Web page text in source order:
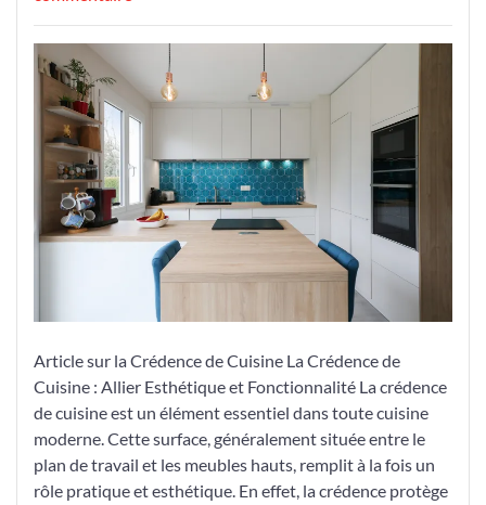
Crédence
Cuisine
Entre
et
Fonctionnalité
dans
Votre
Espace
Culinaire
Article sur la Crédence de Cuisine La Crédence de
Cuisine : Allier Esthétique et Fonctionnalité La crédence
de cuisine est un élément essentiel dans toute cuisine
moderne. Cette surface, généralement située entre le
plan de travail et les meubles hauts, remplit à la fois un
rôle pratique et esthétique. En effet, la crédence protège